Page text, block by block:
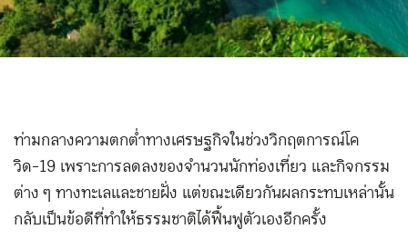
ท่ามกลางความตกต่ำทางเศรษฐกิจในช่วงวิกฤตการณ์โค
วิด-19 เพราะการลดลงของจำนวนนักท่องเที่ยว และกิจกรรม
ต่าง ๆ ทางทะเลและชายฝั่ง แต่ขณะเดียวกันผลกระทบเหล่านั้น
กลับเป็นข้อดีที่ทำให้ธรรมชาติได้ฟื้นฟูตัวเองอีกครั้ง